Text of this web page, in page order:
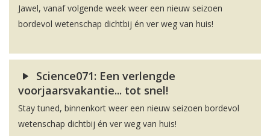
Jawel, vanaf volgende week weer een nieuw seizoen
bordevol wetenschap dichtbij én ver weg van huis!
Science071: Een verlengde
voorjaarsvakantie... tot snel!
Stay tuned, binnenkort weer een nieuw seizoen bordevol
wetenschap dichtbij én ver weg van huis!